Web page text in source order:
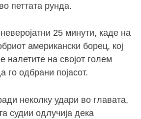
петтата рунда.
25 минути, каде на
американски борец, кој
налетите на својот голем
го одбрани појасот.
неколку удари во главата,
судии одлучија дека